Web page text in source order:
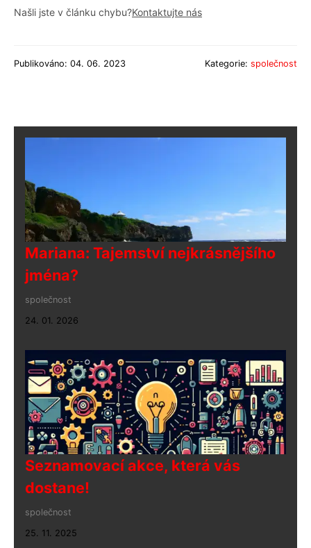
Našli jste v článku chybu?Kontaktujte nás
Publikováno: 04. 06. 2023 Kategorie: společnost
Mariana: Tajemství nejkrásnějšího
jména?
společnost
24. 01. 2026
Seznamovací akce, která vás
dostane!
společnost
25. 11. 2025